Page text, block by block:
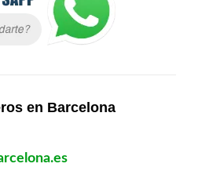
en Barcelona